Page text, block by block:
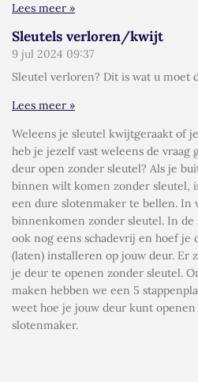
Lees meer »
Sleutels verloren/kwijt
9 jul 2024 09:37
Sleutel verloren? Dit is wat u moet
Lees meer »
Weleens je sleutel kwijtgeraakt of
heb je jezelf vast weleens de vraag
deur open zonder sleutel? Als je
binnen wilt komen zonder sleutel,
een dure slotenmaker te bellen. In
binnenkomen zonder sleutel. In de
ook nog eens schadevrij en hoef je
(laten) installeren op jouw deur. Er
je deur te openen zonder sleutel.
maken hebben we een 5
weet hoe je jouw deur kunt
slotenmaker.